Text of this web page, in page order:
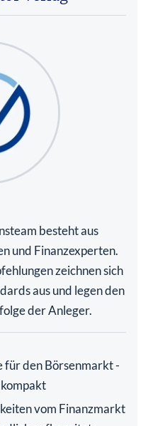
besteht aus
und Finanzexperten.
zeichnen sich
aus und legen den
der Anleger.
für den Börsenmarkt -
vom Finanzmarkt